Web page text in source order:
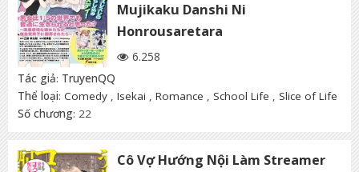
Mujikaku Danshi Ni
Honrousaretara
6.258
Tác giả: TruyenQQ
Thể loại: Comedy , Isekai , Romance , School Life , Slice of Life
Số chương: 22
Cô Vợ Hướng Nội Làm Streamer